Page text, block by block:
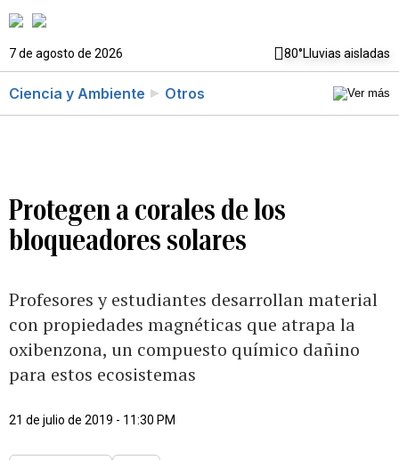
7 de agosto de 2026 80°Lluvias aisladas
Ciencia y Ambiente Otros
Protegen a corales de los
bloqueadores solares
Profesores y estudiantes desarrollan material
con propiedades magnéticas que atrapa la
oxibenzona, un compuesto químico dañino
para estos ecosistemas
21 de julio de 2019 - 11:30 PM